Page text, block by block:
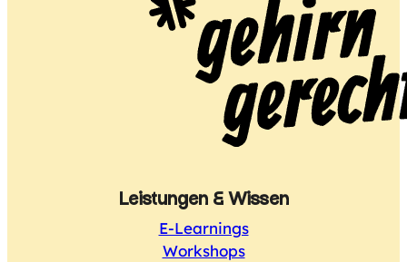
Leistungen & Wissen
E-Learnings
Workshops